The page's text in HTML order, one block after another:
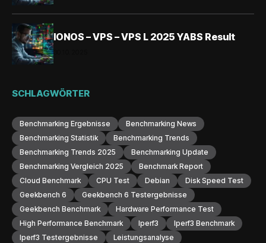
IONOS – VPS – VPS L 2025 YABS Result
SCHLAGWÖRTER
Benchmarking Ergebnisse
Benchmarking News
Benchmarking Statistik
Benchmarking Trends
Benchmarking Trends 2025
Benchmarking Update
Benchmarking Vergleich 2025
Benchmark Report
Cloud Benchmark
CPU Test Debian
Disk Speed Test
Geekbench 6
Geekbench 6 Testergebnisse
Geekbench Benchmark
Hardware Performance Test
High Performance Benchmark
Iperf3
Iperf3 Benchmark
Iperf3 Testergebnisse
Leistungsanalyse